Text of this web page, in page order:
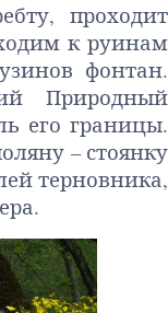
проходит
к руинам
фонтан.
Природный
его границы.
– стоянку
терновника,